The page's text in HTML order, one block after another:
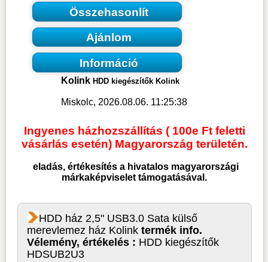
Összehasonlít
Ajánlom
Információ
Kolink HDD kiegészítők Kolink
Miskolc, 2026.08.06. 11:25:38
Ingyenes házhozszállítás ( 100e Ft feletti
vásárlás esetén) Magyarország területén.
eladás, értékesítés a hivatalos magyarországi
márkaképviselet támogatásával.
HDD ház 2,5" USB3.0 Sata külső
merevlemez ház Kolinktermék info.
Vélemény, értékelés : HDD kiegészítők
HDSUB2U3